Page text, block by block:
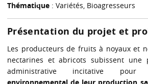
Thématique : Variétés, Bioagresseurs
Présentation du projet et
Les producteurs de fruits à noyaux et
nectarines et abricots subissent une
administrative incitative pour